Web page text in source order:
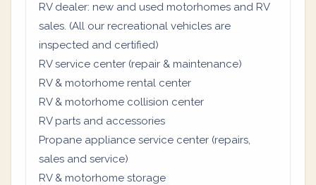
RV dealer: new and used motorhomes and RV
sales. (All our recreational vehicles are
inspected and certified)
RV service center (repair & maintenance)
RV & motorhome rental center
RV & motorhome collision center
RV parts and accessories
Propane appliance service center (repairs,
sales and service)
RV & motorhome storage